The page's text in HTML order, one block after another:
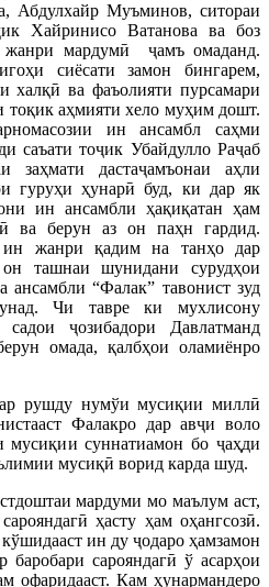
Абдулхайр Муъминов, ситораи
Хайринисо Ватанова ва боз
жанри мардумӣ ҷамъ омаданд.
сиёсати замон бингарем,
халқӣ ва фаъолияти пурсамари
тоқик аҳмияти хело муҳим дошт.
ин ансамбл саҳми
саъати тоҷик Убайдулло Раҷаб
заҳмати дастаҷамъонаи аҳли
гуруҳи ҳунарӣ буд, ки дар як
ин ансамбли ҳақиқатан ҳам
ва берун аз он паҳн гардид.
ин жанри қадим на танҳо дар
ташнаи шунидани сурудҳои
ансамбли “Фалак” тавонист зуд
Чи тавре ки мухлисону
ҷозибадори Давлатманд
омада, қалбҳои оламиёнро
рушду нумўи мусиқии миллӣ
Фалакро дар авҷи воло
мусиқии суннатиамон бо ҷаҳди
мусиқӣ ворид карда шуд.
мардуми мо маълум аст,
ҳасту ҳам оҳангсозӣ.
ин ду ҷодаро ҳамзамон
сарояндагӣ ў асарҳои
офаридааст. Кам ҳунармандеро